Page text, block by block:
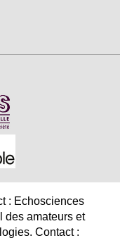
: Echosciences
des amateurs et
Contact :